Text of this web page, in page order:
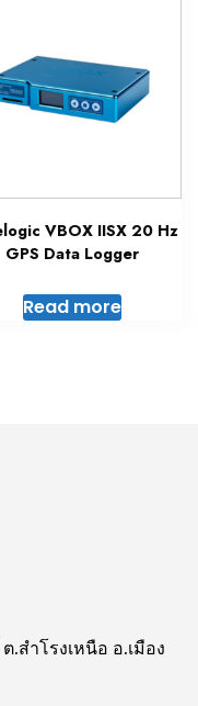
VBOX IISX 20 Hz
GPS Data Logger
Read more
.สำโรงเหนือ อ.เมือง